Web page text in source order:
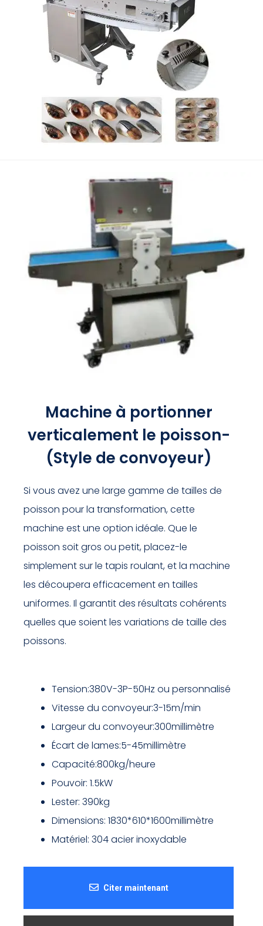
Machine à portionner
verticalement le poisson-
(Style de convoyeur)
Si vous avez une large gamme de tailles de
poisson pour la transformation, cette
machine est une option idéale. Que le
poisson soit gros ou petit, placez-le
simplement sur le tapis roulant, et la machine
les découpera efficacement en tailles
uniformes. Il garantit des résultats cohérents
quelles que soient les variations de taille des
poissons.
Tension:380V-3P-50Hz ou personnalisé
Vitesse du convoyeur:3-15m/min
Largeur du convoyeur:300millimètre
Écart de lames:5-45millimètre
Capacité:800kg/heure
Pouvoir: 1.5kW
Lester: 390kg
Dimensions: 1830*610*1600millimètre
Matériel: 304 acier inoxydable
Citer maintenant